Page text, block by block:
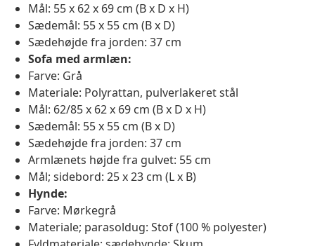
Mål: 55 x 62 x 69 cm (B x D x H)
Sædemål: 55 x 55 cm (B x D)
Sædehøjde fra jorden: 37 cm
Sofa med armlæn:
Farve: Grå
Materiale: Polyrattan, pulverlakeret stål
Mål: 62/85 x 62 x 69 cm (B x D x H)
Sædemål: 55 x 55 cm (B x D)
Sædehøjde fra jorden: 37 cm
Armlænets højde fra gulvet: 55 cm
Mål; sidebord: 25 x 23 cm (L x B)
Hynde:
Farve: Mørkegrå
Materiale; parasoldug: Stof (100 % polyester)